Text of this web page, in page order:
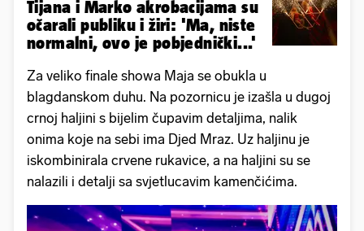
Tijana i Marko akrobacijama su
očarali publiku i žiri: 'Ma, niste
normalni, ovo je pobjednički...'
Za veliko finale showa Maja se obukla u
blagdanskom duhu. Na pozornicu je izašla u dugoj
crnoj haljini s bijelim čupavim detaljima, nalik
onima koje na sebi ima Djed Mraz. Uz haljinu je
iskombinirala crvene rukavice, a na haljini su se
nalazili i detalji sa svjetlucavim kamenčićima.